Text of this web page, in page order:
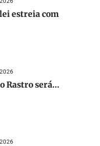
estreia com
Rastro será...